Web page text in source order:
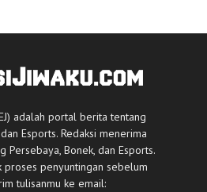
adalah portal berita tentang
Esports. Redaksi menerima
Persebaya, Bonek, dan Esports.
proses penyuntingan sebelum
tulisanmu ke email: